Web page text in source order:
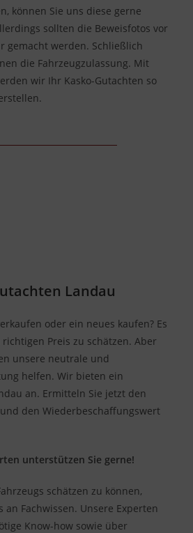
können Sie uns diese gerne
sollten die Beweisfotos vor
gemacht werden. Schließlich
die Fahrzeugzulassung. Mit
wir Ihr Kasko-Gutachten so
Landau
oder ein neues kaufen? Es
Preis zu schätzen. Aber
unsere neutrale und
helfen. Wir bieten ein
an. Ermitteln Sie jetzt den
den Wiederbeschaffungswert
unterstützen Sie gerne!
schätzen zu können,
an Fachwissen. Unsere Experten
Know-how sowie über